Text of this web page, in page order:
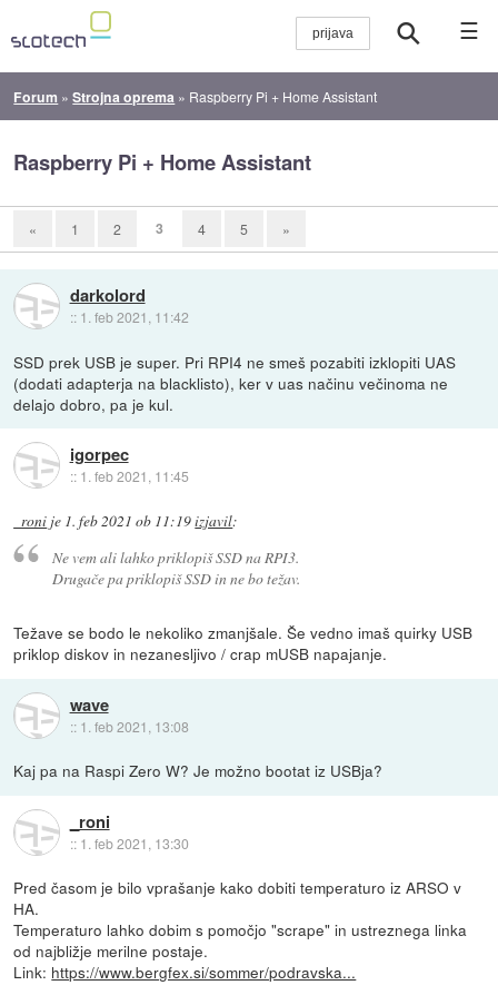
☰
Forum »Strojna oprema » Raspberry Pi + Home Assistant
Raspberry Pi + Home Assistant
« 1 2 3 4 5 »
darkolord
:: 1. feb 2021, 11:42
SSD prek USB je super. Pri RPI4 ne smeš pozabiti izklopiti UAS
(dodati adapterja na blacklisto), ker v uas načinu večinoma ne
delajo dobro, pa je kul.
igorpec
:: 1. feb 2021, 11:45
_roni je 1. feb 2021 ob 11:19izjavil:
Ne vem ali lahko priklopiš SSD na RPI3.
Drugače pa priklopiš SSD in ne bo težav.
Težave se bodo le nekoliko zmanjšale. Še vedno imaš quirky USB
priklop diskov in nezanesljivo / crap mUSB napajanje.
wave
:: 1. feb 2021, 13:08
Kaj pa na Raspi Zero W? Je možno bootat iz USBja?
_roni
:: 1. feb 2021, 13:30
Pred časom je bilo vprašanje kako dobiti temperaturo iz ARSO v
HA.
Temperaturo lahko dobim s pomočjo "scrape" in ustreznega linka
od najbližje merilne postaje.
Link: https://www.bergfex.si/sommer/podravska...